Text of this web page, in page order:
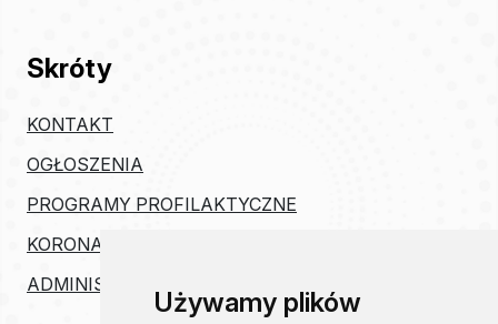
Używamy plików
Skróty
KONTAKT
OGŁOSZENIA
PROGRAMY PROFILAKTYCZNE
KORONAWIRUS
ADMINISTRACJA